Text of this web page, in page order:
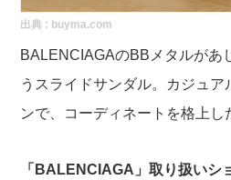
出典 : buyma.com
BALENCIAGAのBBメタルがあ
うスライドサンダル。カジュア
ンで、コーディネートを格上
「BALENCIAGA」取り扱いシ